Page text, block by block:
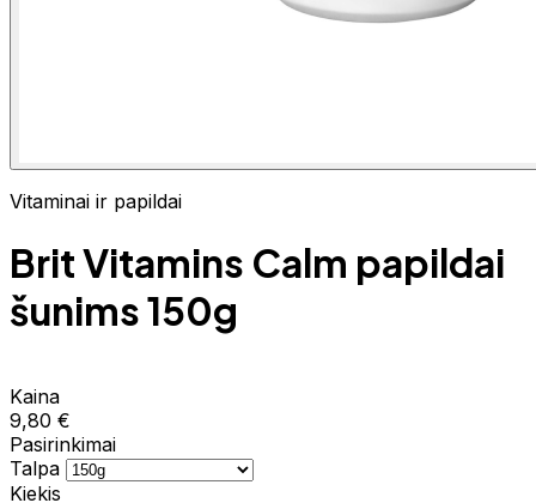
Vitaminai ir papildai
Brit Vitamins Calm papildai
šunims 150g
Kaina
9,80 €
Pasirinkimai
Talpa
Kiekis